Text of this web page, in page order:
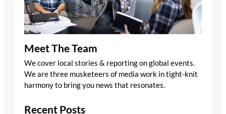
Meet The Team
We cover local stories & reporting on global events.
We are three musketeers of media work in tight-knit
harmony to bring you news that resonates.
Recent Posts